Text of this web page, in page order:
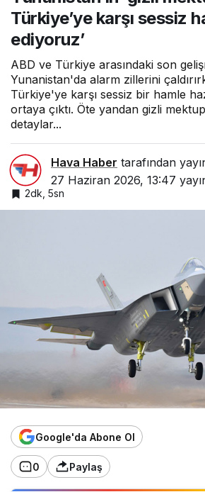
Türkiye’ye karşı sessiz
ediyoruz’
ABD ve Türkiye arasındaki son
Yunanistan'da alarm zillerini
Türkiye'ye karşı sessiz bir hamle
ortaya çıktı. Öte yandan gizli mektup
detaylar...
Hava Haber tarafından
27 Haziran 2026, 13:47
2dk, 5sn
Google'da Abone Ol
0 Paylaş